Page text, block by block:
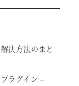
決方法のまと
ラグイン –